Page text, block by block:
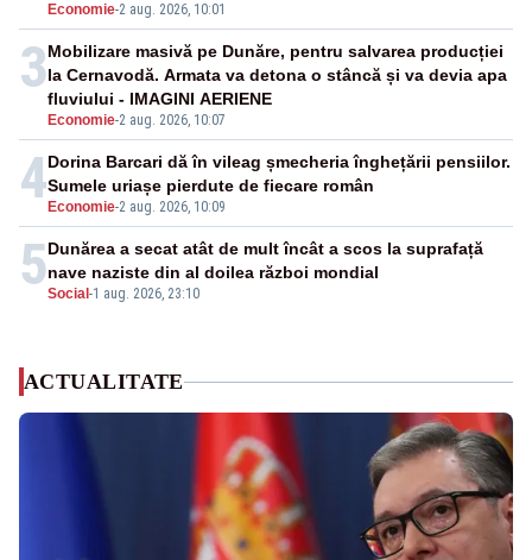
Economie-2 aug. 2026, 10:01
3
Economie-2 aug. 2026, 10:07
Mobilizare masivă pe Dunăre, pentru salvarea producției
la Cernavodă. Armata va detona o stâncă și va devia apa
fluviului - IMAGINI AERIENE
4 Economie-2 aug. 2026, 10:09
Dorina Barcari dă în vileag șmecheria înghețării pensiilor.
Sumele uriașe pierdute de fiecare român
5Social -1 aug. 2026, 23:10
Dunărea a secat atât de mult încât a scos la suprafață
nave naziste din al doilea război mondial
ACTUALITATE